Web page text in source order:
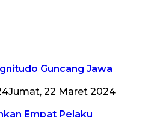
Guncang Jawa
Jumat, 22 Maret 2024
Empat Pelaku